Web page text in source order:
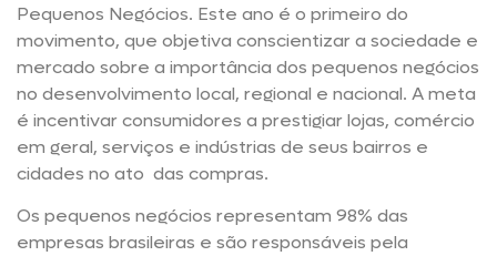
Pequenos Negócios. Este ano é o primeiro do
movimento, que objetiva conscientizar a sociedade e
mercado sobre a importância dos pequenos negócios
no desenvolvimento local, regional e nacional. A meta
é incentivar consumidores a prestigiar lojas, comércio
em geral, serviços e indústrias de seus bairros e
cidades no ato das compras.
Os pequenos negócios representam 98% das
empresas brasileiras e são responsáveis pela